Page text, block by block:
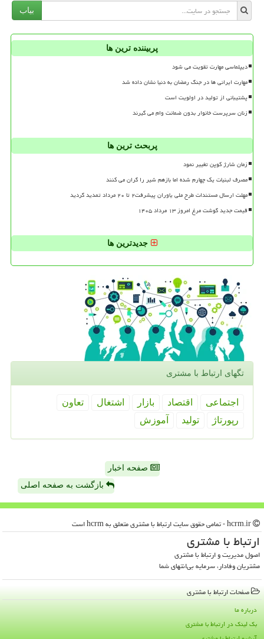
بیاب
پربیننده ترین ها
دیپلماسی مهارت تقویت می شود
مهارت ایرانی ها در جنگ رمضان به دنیا نشان داده شد
پشتیبانی از تولید در اولویت است
زنان سرپرست خانوار بدون ضمانت وام می گیرند
پربحث ترین ها
زمان شارژ کوپن تغییر نمود
مصرف لبنیات یک چهارم شده اما بازهم شیر را گران می کنند
مهلت ارسال مستندات طرح ملی یاوران پیشرفت۲ تا ۲۰ مرداد تمدید گردید
قیمت جدید گوشت مرغ امروز ۱۳ مرداد ۱۴۰۵
جدیدترین ها
تگهای ارتباط با مشتری
اجتماعی اقتصاد بازار اشتغال
تعاون
رپورتاژ
تولید آموزش
صفحه اخبار
بازگشت به صفحه اصلی
ارتباط با مشتری
اصول مدیریت و ارتباط با مشتری
مشتریان وفادار، سرمایه بی‌انتهای شما
صفحات ارتباط با مشتری
درباره ما
بک لینک در ارتباط با مشتری